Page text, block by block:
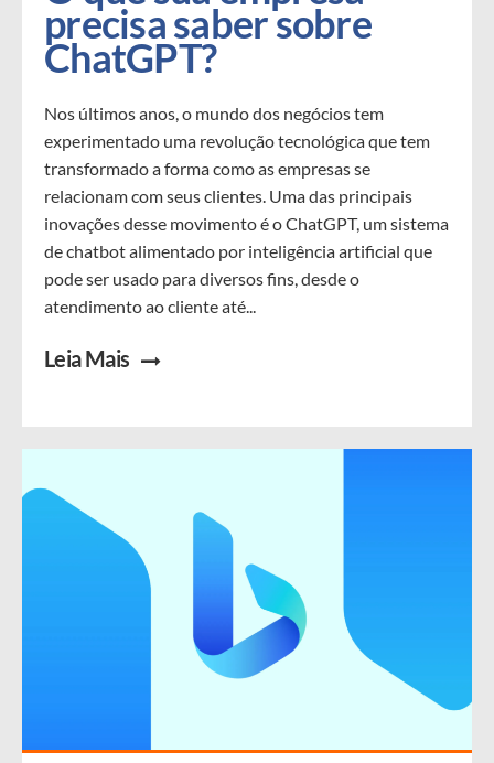
precisa saber sobre
ChatGPT?
Nos últimos anos, o mundo dos negócios tem
experimentado uma revolução tecnológica que tem
transformado a forma como as empresas se
relacionam com seus clientes. Uma das principais
inovações desse movimento é o ChatGPT, um sistema
de chatbot alimentado por inteligência artificial que
pode ser usado para diversos fins, desde o
atendimento ao cliente até...
Leia Mais